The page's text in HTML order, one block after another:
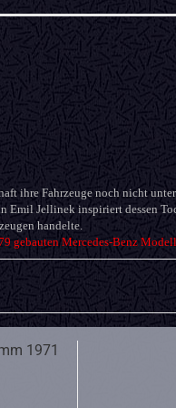
ihre Fahrzeuge noch nicht unter
Emil Jellinek inspiriert dessen
handelte.
gebauten Mercedes-Benz
1971